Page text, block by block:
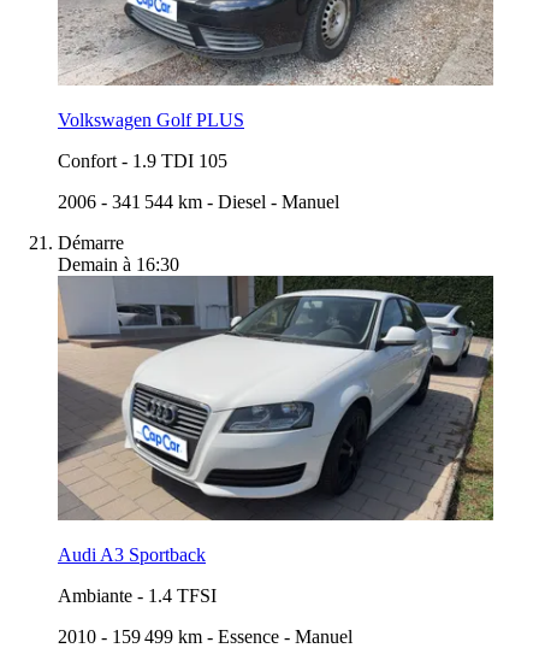
Volkswagen Golf PLUS
Confort - 1.9 TDI 105
2006 - 341 544 km - Diesel - Manuel
Démarre
Demain à 16:30
Audi A3 Sportback
Ambiante - 1.4 TFSI
2010 - 159 499 km - Essence - Manuel